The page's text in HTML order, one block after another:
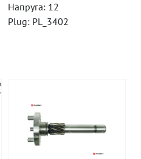
Напруга: 12
Plug: PL_3402